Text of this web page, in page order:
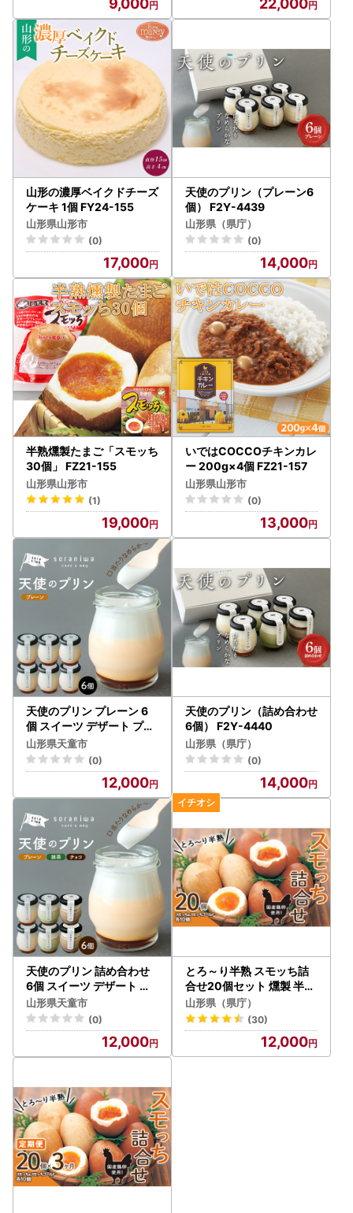
山形の濃厚ベイクドチーズ
ケーキ 1個 FY24-155
山形県山形市
(0)
17,000
天使のプリン（プレーン6
個） F2Y-4439
山形県（県庁）
(0)
14,000
半熟燻製たまご「スモッち
30個」 FZ21-155
山形県山形市
(1)
19,000
いではCOCCOチキンカレ
ー 200g×4個 FZ21-157
山形県山形市
(0)
13,000
天使のプリン プレーン 6
個 スイーツ デザート プリ
ン
山形県天童市
(0)
12,000
天使のプリン（詰め合わせ
6個） F2Y-4440
山形県（県庁）
(0)
14,000
天使のプリン 詰め合わせ
6個 スイーツ デザート プ
リン
山形県天童市
(0)
12,000
とろ～り半熟 スモッち詰
合せ20個セット 燻製 半熟
卵 国産 お取り寄せ 名産品
山形発 くんせい 味付き 塩
味 たまご すもっち ギフト
山形県（県庁）
(30)
12,000